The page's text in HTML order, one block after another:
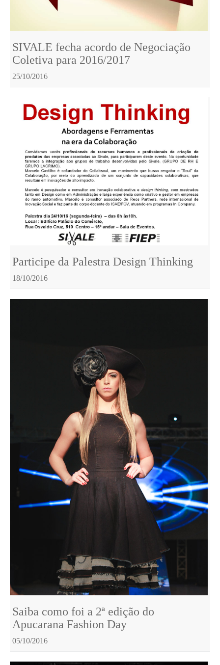
SIVALE fecha acordo de Negociação
Coletiva para 2016/2017
25/10/2016
Participe da Palestra Design Thinking
18/10/2016
Saiba como foi a 2ª edição do
Apucarana Fashion Day
05/10/2016